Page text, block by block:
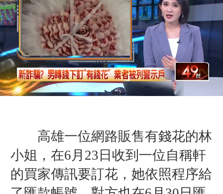
高雄一位網路販售有錢花的林
小姐，在6月23日收到一位自稱軒
的買家傳訊要訂花，她依照程序給